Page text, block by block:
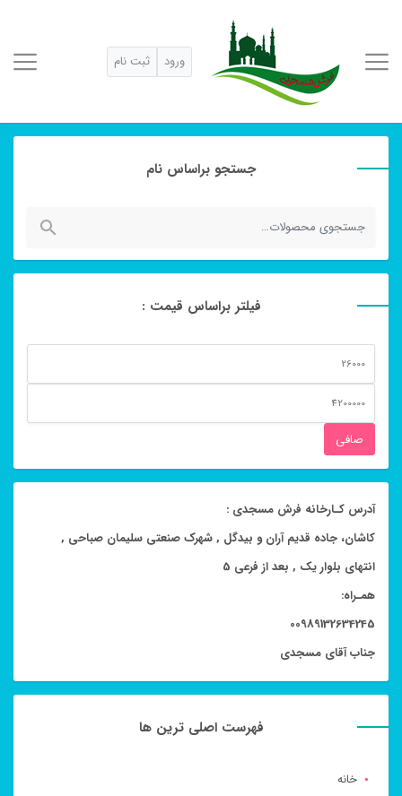
ورود ثبت نام
جستجو براساس نام
جستجو
فیلتر براساس قیمت :
قیمت
قيمت
صافی
آدرس کـارخانه فرش مسجدی :
کاشان، جاده قدیم آران و بیدگل , شهرک صنعتی سلیمان صباحی ,
انتهای بلوار یک , بعد از فرعی 5
همـراه:
00989132634245
جناب آقای مسجدی
فهرست اصلی ترین ها
خانه